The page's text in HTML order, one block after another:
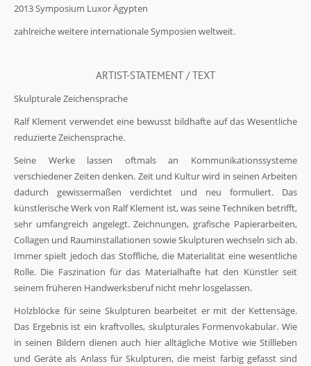
2013 Symposium Luxor Ägypten
zahlreiche weitere internationale Symposien weltweit.
ARTIST-STATEMENT / TEXT
Skulpturale Zeichensprache
Ralf Klement verwendet eine bewusst bildhafte auf das Wesentliche
reduzierte Zeichensprache.
Seine Werke lassen oftmals an Kommunikationssysteme
verschiedener Zeiten denken. Zeit und Kultur wird in seinen Arbeiten
dadurch gewissermaßen verdichtet und neu formuliert. Das
künstlerische Werk von Ralf Klement ist, was seine Techniken betrifft,
sehr umfangreich angelegt. Zeichnungen, grafische Papierarbeiten,
Collagen und Rauminstallationen sowie Skulpturen wechseln sich ab.
Immer spielt jedoch das Stoffliche, die Materialität eine wesentliche
Rolle. Die Faszination für das Materialhafte hat den Künstler seit
seinem früheren Handwerksberuf nicht mehr losgelassen.
Holzblöcke für seine Skulpturen bearbeitet er mit der Kettensäge.
Das Ergebnis ist ein kraftvolles, skulpturales Formenvokabular. Wie
in seinen Bildern dienen auch hier alltägliche Motive wie Stillleben
und Geräte als Anlass für Skulpturen, die meist farbig gefasst sind